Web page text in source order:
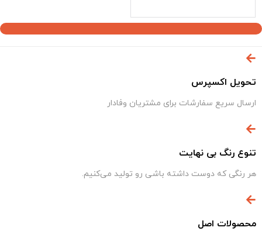
تحویل اکسپرس
ارسال سریع سفارشات برای مشتریان وفادار
تنوع رنگ بی نهایت
هر رنگی که دوست داشته باشی رو تولید می‌کنیم.
محصولات اصل